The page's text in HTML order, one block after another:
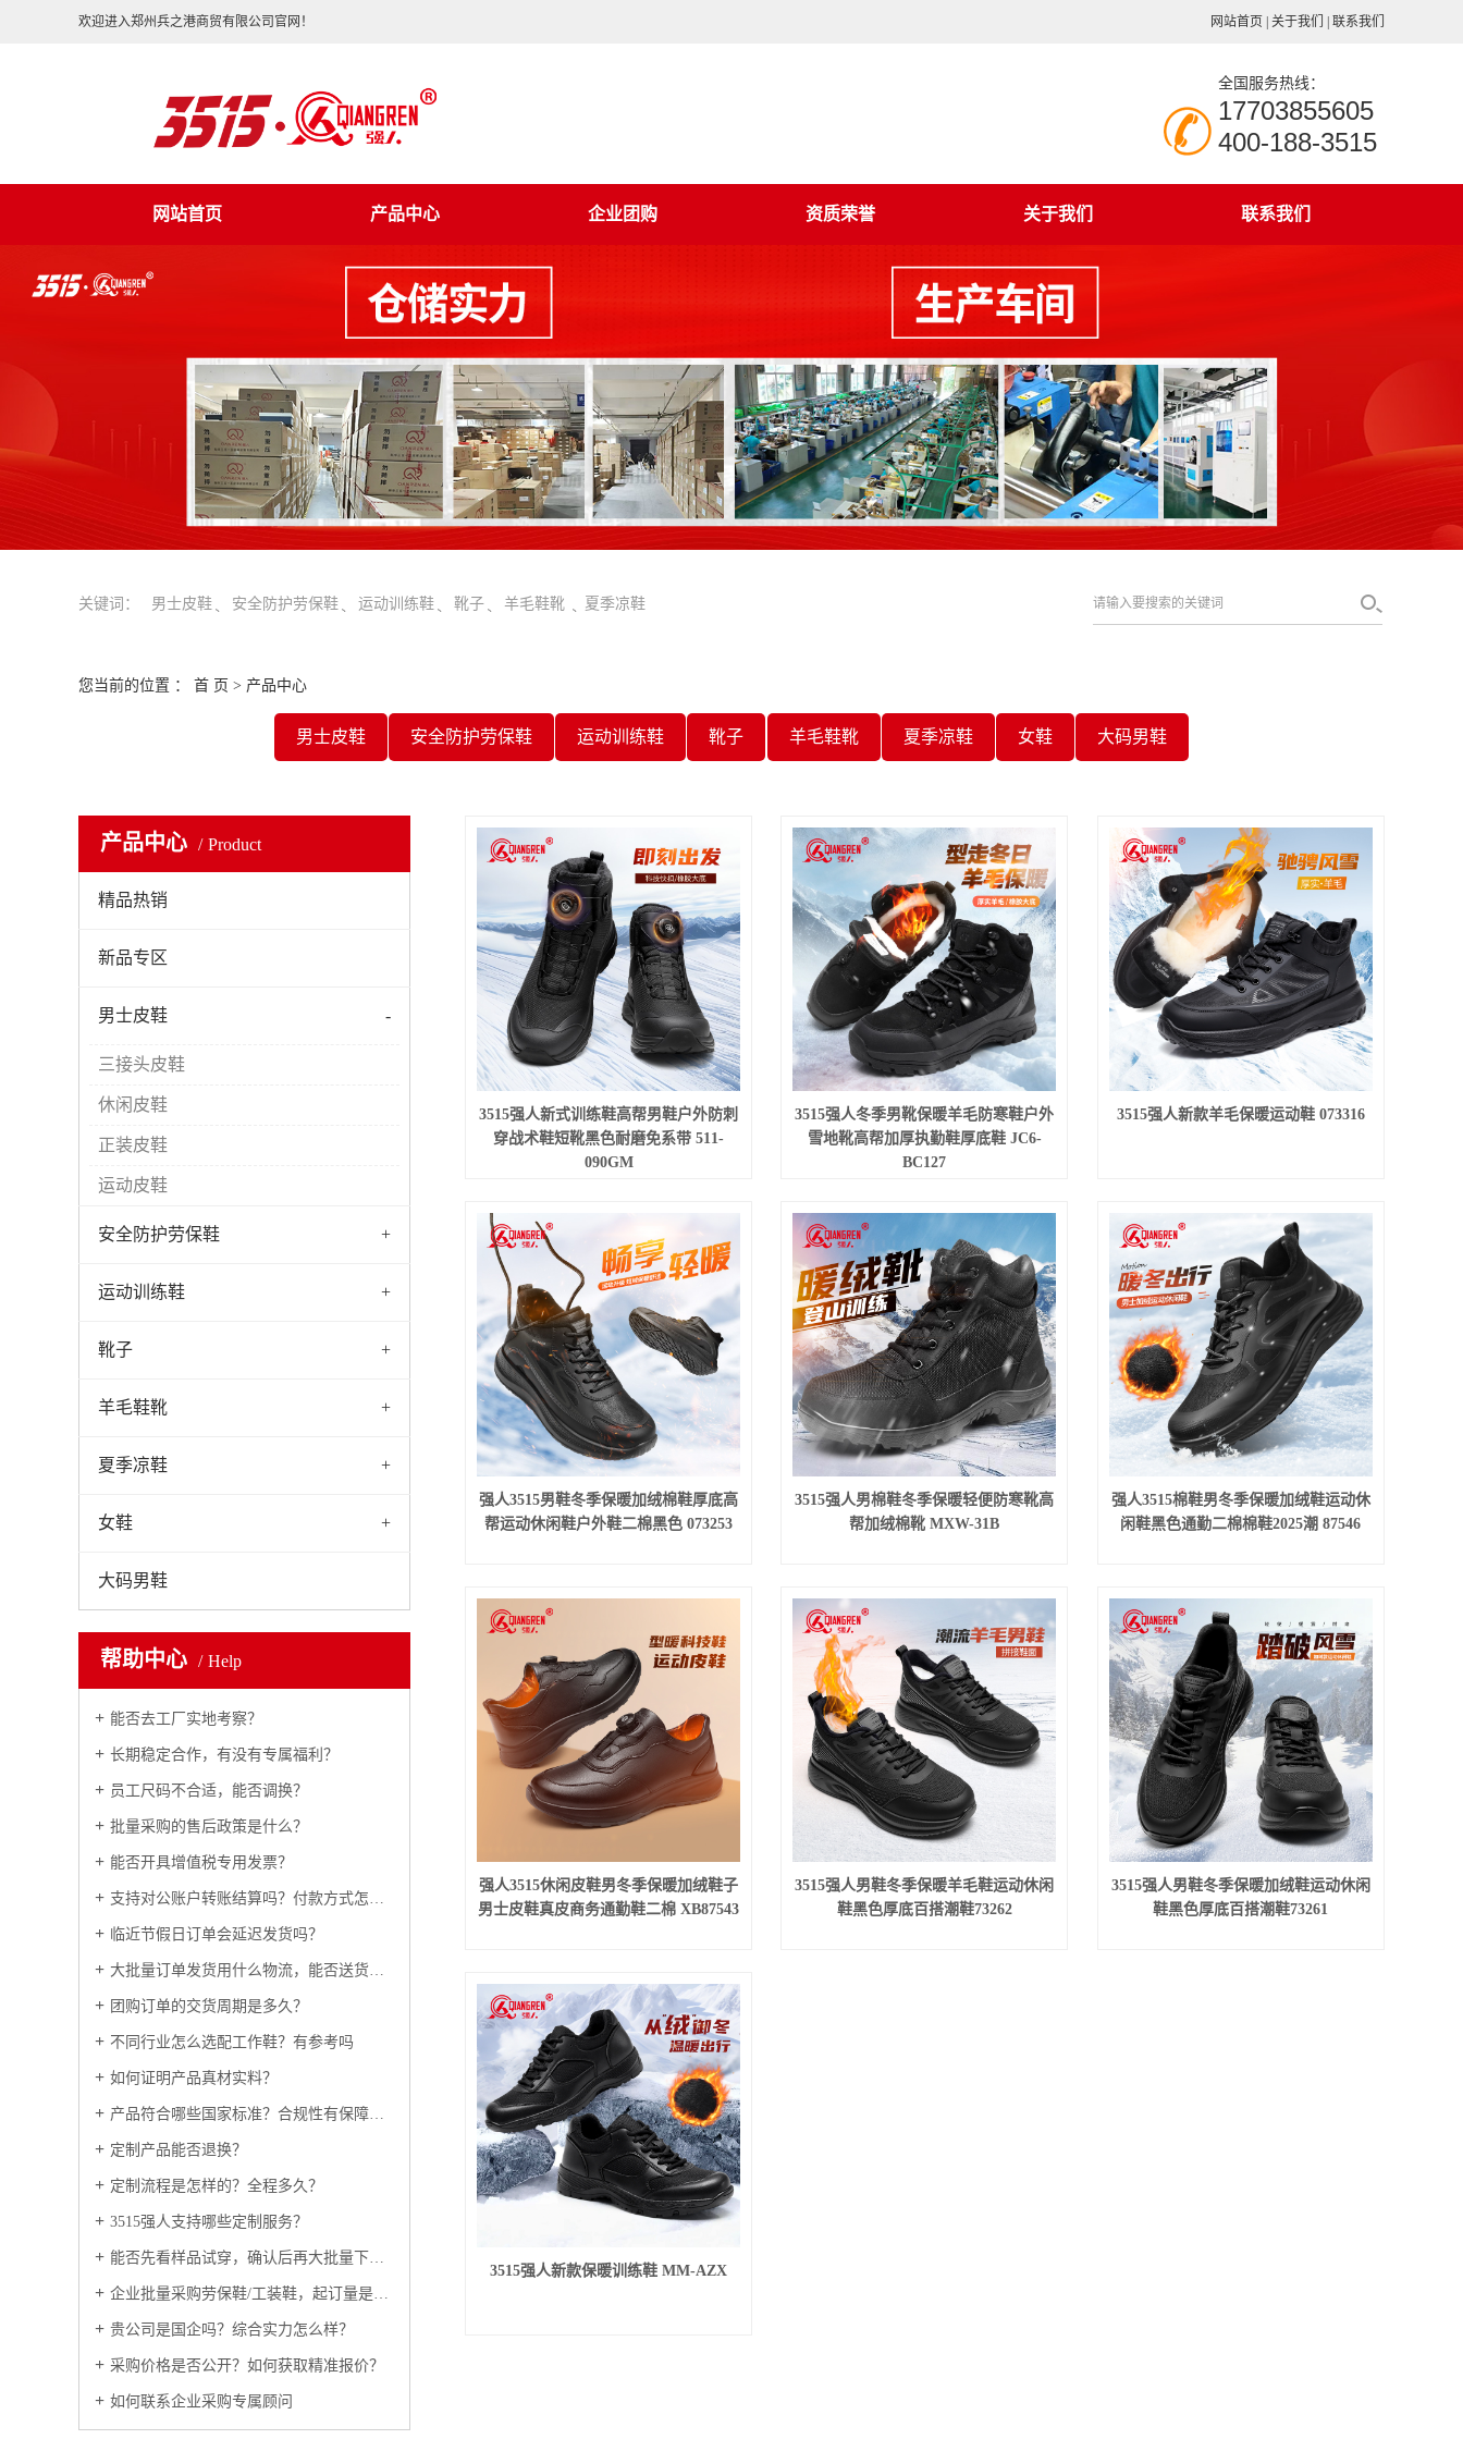
欢迎进入郑州兵之港商贸有限公司官网！ 网站首页 关于我们 联系我们
全国服务热线：
17703855605
400-188-3515
网站首页 产品中心 企业团购 资质荣誉 关于我们 联系我们
关键词： 男士皮鞋 安全防护劳保鞋 运动训练鞋 靴子 羊毛鞋靴 夏季凉鞋
您当前的位置 ： 首 页 > 产品中心
男士皮鞋 安全防护劳保鞋 运动训练鞋 靴子 羊毛鞋靴 夏季凉鞋 女鞋 大码男鞋
产品中心 Product
精品热销
新品专区
男士皮鞋 -
三接头皮鞋
休闲皮鞋
正装皮鞋
运动皮鞋
安全防护劳保鞋 +
运动训练鞋 +
靴子 +
羊毛鞋靴 +
夏季凉鞋 +
女鞋 +
大码男鞋
帮助中心 Help
能否去工厂实地考察？
长期稳定合作，有没有专属福利？
员工尺码不合适，能否调换？
批量采购的售后政策是什么？
能否开具增值税专用发票？
支持对公账户转账结算吗？付款方式怎么约定？
临近节假日订单会延迟发货吗？
大批量订单发货用什么物流，能否送货上门？
团购订单的交货周期是多久？
不同行业怎么选配工作鞋？有参考吗
如何证明产品真材实料？
产品符合哪些国家标准？合规性有保障吗？
定制产品能否退换？
定制流程是怎样的？全程多久？
3515强人支持哪些定制服务？
能否先看样品试穿，确认后再大批量下单？
企业批量采购劳保鞋/工装鞋，起订量是多少？
贵公司是国企吗？综合实力怎么样？
采购价格是否公开？如何获取精准报价？
如何联系企业采购专属顾问
3515强人新式训练鞋高帮男鞋户外防刺
穿战术鞋短靴黑色耐磨免系带 511-
090GM
3515强人冬季男靴保暖羊毛防寒鞋户外
雪地靴高帮加厚执勤鞋厚底鞋 JC6-
BC127
3515强人新款羊毛保暖运动鞋 073316
强人3515男鞋冬季保暖加绒棉鞋厚底高
帮运动休闲鞋户外鞋二棉黑色 073253
3515强人男棉鞋冬季保暖轻便防寒靴高
帮加绒棉靴 MXW-31B
强人3515棉鞋男冬季保暖加绒鞋运动休
闲鞋黑色通勤二棉棉鞋2025潮 87546
强人3515休闲皮鞋男冬季保暖加绒鞋子
男士皮鞋真皮商务通勤鞋二棉 XB87543
3515强人男鞋冬季保暖羊毛鞋运动休闲
鞋黑色厚底百搭潮鞋73262
3515强人男鞋冬季保暖加绒鞋运动休闲
鞋黑色厚底百搭潮鞋73261
3515强人新款保暖训练鞋 MM-AZX